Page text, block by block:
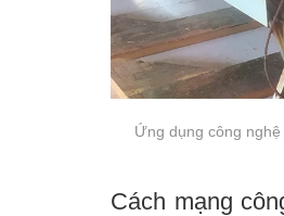
Ứng dụng công
Cách mạng